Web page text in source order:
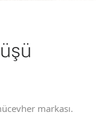
markası.